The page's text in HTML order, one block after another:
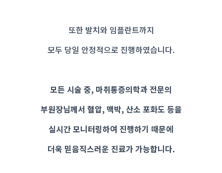
또한 발치와 임플란트까지
모두 당일 안정적으로 진행하였습니다.
모든 시술 중, 마취통증의학과 전문의
부원장님께서 혈압, 맥박, 산소 포화도 등을
실시간 모니터링하여 진행하기 때문에
더욱 믿음직스러운 진료가 가능합니다.